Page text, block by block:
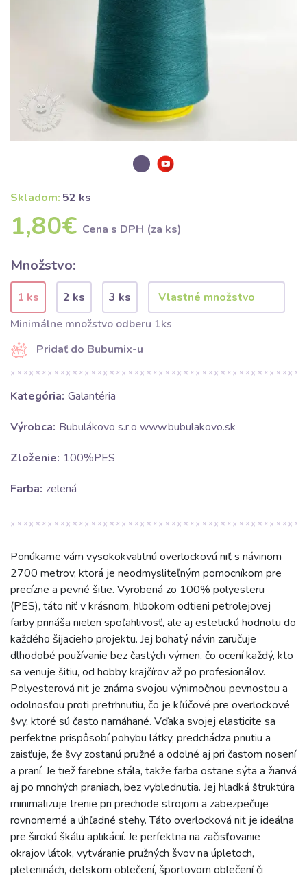
Skladom: 52 ks
1,80€ Cena s DPH (za ks)
Množstvo:
1 ks 2 ks
3 ks
Minimálne množstvo odberu 1ks
Pridať do Bubumix-u
Kategória: Galantéria
Výrobca: Bubulákovo s.r.o www.bubulakovo.sk
Zloženie: 100%PES
Farba: zelená
Ponúkame vám vysokokvalitnú overlockovú niť s návinom
2700 metrov, ktorá je neodmysliteľným pomocníkom pre
precízne a pevné šitie. Vyrobená zo 100% polyesteru
(PES), táto niť v krásnom, hlbokom odtieni petrolejovej
farby prináša nielen spoľahlivosť, ale aj estetickú hodnotu do
každého šijacieho projektu. Jej bohatý návin zaručuje
dlhodobé používanie bez častých výmen, čo ocení každý, kto
sa venuje šitiu, od hobby krajčírov až po profesionálov.
Polyesterová niť je známa svojou výnimočnou pevnosťou a
odolnosťou proti pretrhnutiu, čo je kľúčové pre overlockové
švy, ktoré sú často namáhané. Vďaka svojej elasticite sa
perfektne prispôsobí pohybu látky, predchádza pnutiu a
zaisťuje, že švy zostanú pružné a odolné aj pri častom nosení
a praní. Je tiež farebne stála, takže farba ostane sýta a žiarivá
aj po mnohých praniach, bez vyblednutia. Jej hladká štruktúra
minimalizuje trenie pri prechode strojom a zabezpečuje
rovnomerné a úhľadné stehy. Táto overlocková niť je ideálna
pre širokú škálu aplikácií. Je perfektna na začisťovanie
okrajov látok, vytváranie pružných švov na úpletoch,
pleteninách, detskom oblečení, športovom oblečení či